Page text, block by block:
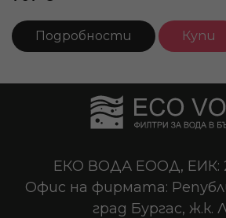
Подробности Купи
ЕКО ВОДА ЕООД, ЕИК:
Офис на фирмата:
град Бургас, ж.к.